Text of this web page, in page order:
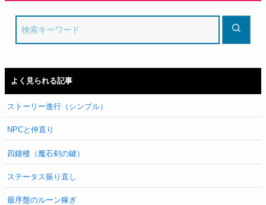
よく見られる記事
ストーリー進行（シンプル）
NPCと仲直り
四鐘楼（魔石剣の鍵）
ステータス振り直し
最序盤のルーン稼ぎ